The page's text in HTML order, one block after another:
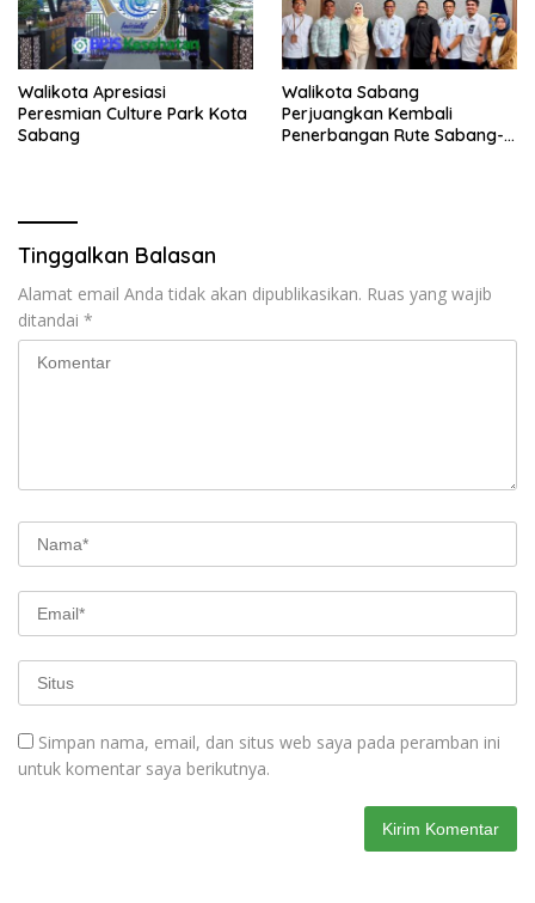
Walikota Apresiasi
Peresmian Culture Park Kota
Sabang
Walikota Sabang
Perjuangkan Kembali
Penerbangan Rute Sabang-
Tinggalkan Balasan
Alamat email Anda tidak akan dipublikasikan. Ruas yang wajib
ditandai *
Simpan nama, email, dan situs web saya pada peramban ini
untuk komentar saya berikutnya.